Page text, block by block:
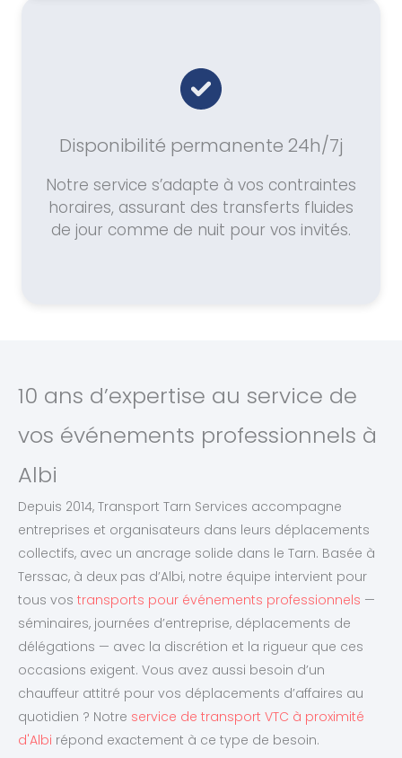
Disponibilité permanente 24h/7j
Notre service s’adapte à vos contraintes
horaires, assurant des transferts fluides
de jour comme de nuit pour vos invités.
10 ans d’expertise au service de
vos événements professionnels à
Albi
Depuis 2014, Transport Tarn Services accompagne
entreprises et organisateurs dans leurs déplacements
collectifs, avec un ancrage solide dans le Tarn. Basée à
Terssac, à deux pas d’Albi, notre équipe intervient pour
tous vos transports pour événements professionnels —
séminaires, journées d’entreprise, déplacements de
délégations — avec la discrétion et la rigueur que ces
occasions exigent. Vous avez aussi besoin d’un
chauffeur attitré pour vos déplacements d’affaires au
quotidien ? Notre service de transport VTC à proximité
d'Albi répond exactement à ce type de besoin.